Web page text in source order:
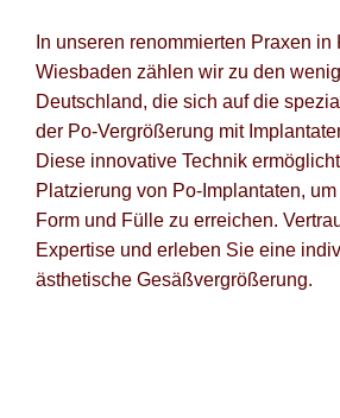
In unseren renommierten Praxen in
Wiesbaden zählen wir zu den
Deutschland, die sich auf die
der Po-Vergrößerung mit
Diese innovative Technik
Platzierung von Po-Implantaten,
Form und Fülle zu erreichen.
Expertise und erleben Sie eine
ästhetische Gesäßvergrößerung.